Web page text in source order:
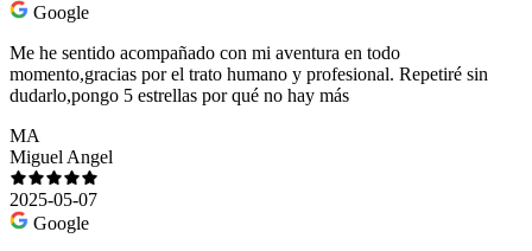
Google
Me he sentido acompañado con mi aventura en todo
momento,gracias por el trato humano y profesional. Repetiré sin
dudarlo,pongo 5 estrellas por qué no hay más
MA
Miguel Angel
2025-05-07
Google